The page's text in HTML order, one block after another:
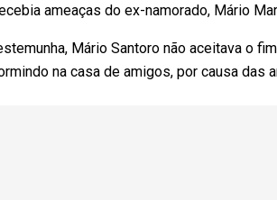
ameaças do ex-namorado, Mário
Mário Santoro não aceitava o
na casa de amigos, por causa das